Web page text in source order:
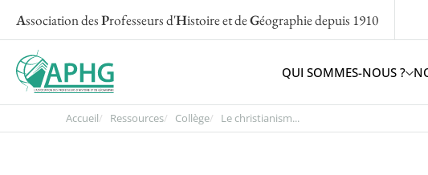
Association desProfesseurs d'Histoire et deGéographiedepuis 1910
QUI SOMMES-NOUS ?
Accueil Ressources Collège Le christianism...